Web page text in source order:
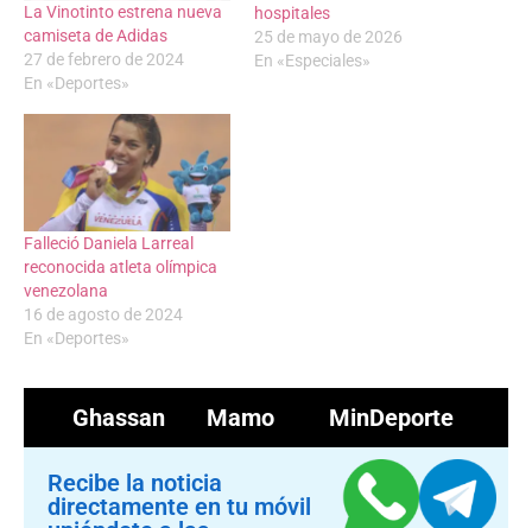
La Vinotinto estrena nueva
camiseta de Adidas
27 de febrero de 2024
En «Deportes»
hospitales
25 de mayo de 2026
En «Especiales»
Falleció Daniela Larreal
reconocida atleta olímpica
venezolana
16 de agosto de 2024
En «Deportes»
Ghassan Mamo MinDeporte
Recibe la noticia
directamente en tu móvil